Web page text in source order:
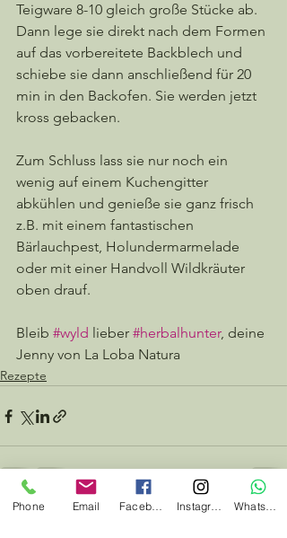
Teigware 8-10 gleich große Stücke ab.
Dann lege sie direkt nach dem Formen
auf das vorbereitete Backblech und
schiebe sie dann anschließend für 20
min in den Backofen. Sie werden jetzt
kross gebacken.
Zum Schluss lass sie nur noch ein
wenig auf einem Kuchengitter
abkühlen und genieße sie ganz frisch
z.B. mit einem fantastischen
Bärlauchpest, Holundermarmelade
oder mit einer Handvoll Wildkräuter
oben drauf.
Bleib #wyld lieber #herbalhunter, deine
Jenny von La Loba Natura
Rezepte
Phone Email